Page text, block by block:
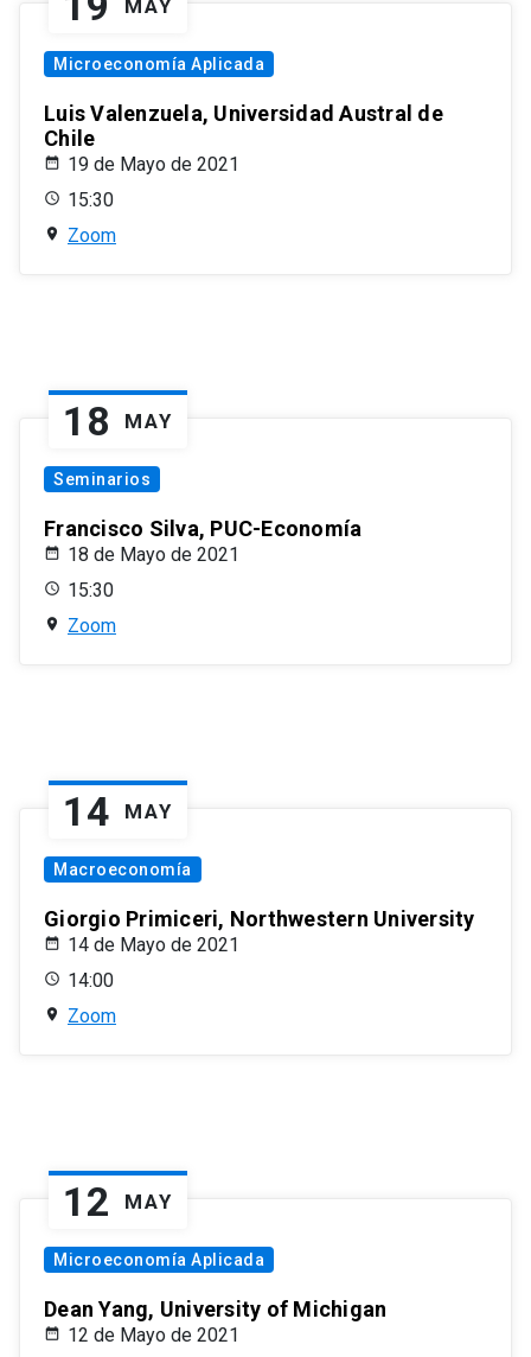
MAY
Microeconomía Aplicada
Luis Valenzuela, Universidad Austral de
Chile
19 de Mayo de 2021
15:30
Zoom
18 MAY
Seminarios
Francisco Silva, PUC-Economía
18 de Mayo de 2021
15:30
Zoom
14 MAY
Macroeconomía
Giorgio Primiceri, Northwestern University
14 de Mayo de 2021
14:00
Zoom
12 MAY
Microeconomía Aplicada
Dean Yang, University of Michigan
12 de Mayo de 2021